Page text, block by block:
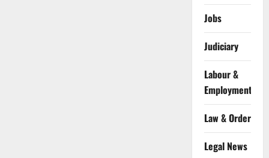
Jobs
Judiciary
Labour &
Employment
Law & Order
Legal News